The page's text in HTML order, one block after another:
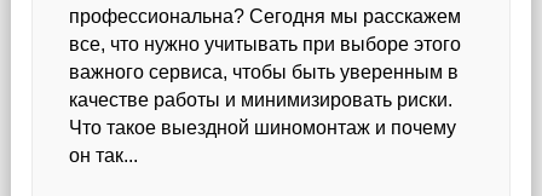
профессиональна? Сегодня мы расскажем
все, что нужно учитывать при выборе этого
важного сервиса, чтобы быть уверенным в
качестве работы и минимизировать риски.
Что такое выездной шиномонтаж и почему
он так...